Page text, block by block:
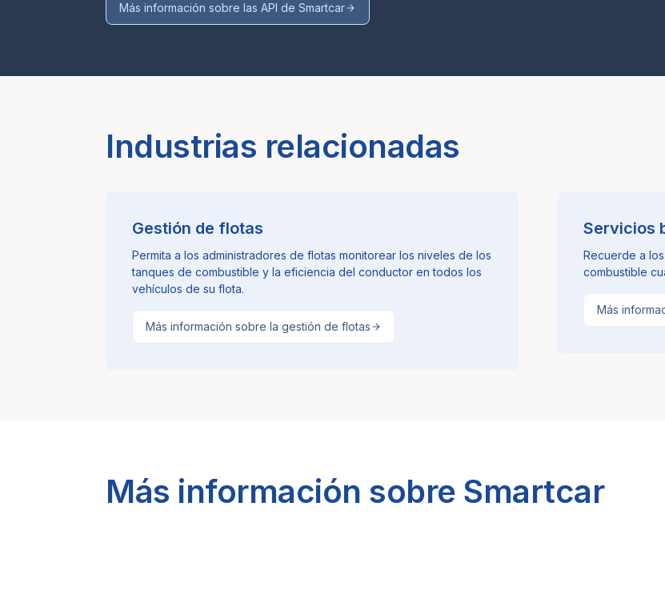
Más información sobre las API de Smartcar
Industrias relacionadas
Gestión de flotas
Permita a los administradores de flotas monitorear los niveles de los
tanques de combustible y la eficiencia del conductor en todos los
vehículos de su flota.
Más información sobre la gestión de flotas
Servicios
Recuerde a
combustible
Más
Más información sobre Smartcar